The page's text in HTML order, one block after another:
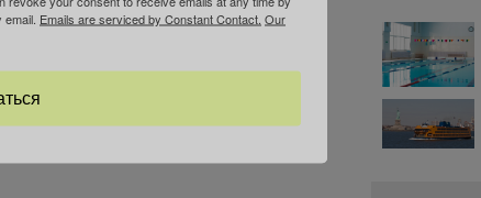
Emails are serviced by Constant Contact. Our